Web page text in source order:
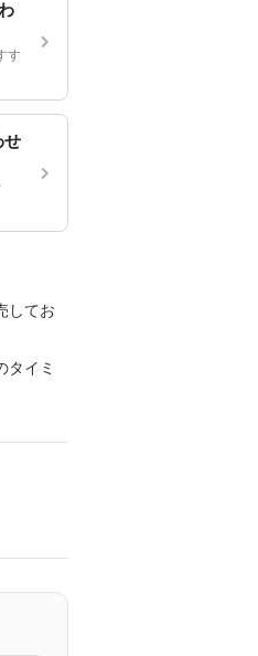
す
せ
してお
タイミ